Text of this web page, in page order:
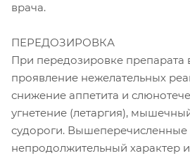
врача.
ПЕРЕДОЗИРОВКА
При передозировке препарата
проявление нежелательных
снижение аппетита и
угнетение (летаргия),
судороги. Вышеперечисленные
непродолжительный характер